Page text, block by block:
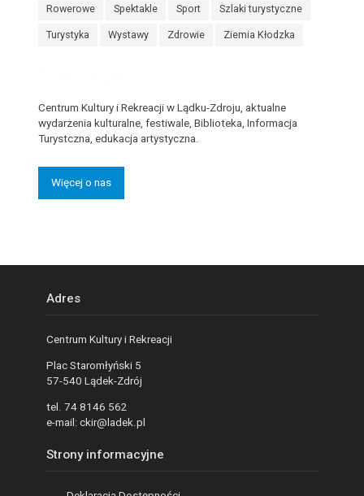
Rowerowe Spektakle Sport Szlaki turystyczne
Turystyka Wystawy Zdrowie Ziemia Kłodzka
Centrum Kultury i Rekreacji w Lądku-Zdroju, aktualne
wydarzenia kulturalne, festiwale, Biblioteka, Informacja
Turystczna, edukacja artystyczna.
Więcej o nas
Adres
Centrum Kultury i Rekreacji
Plac Staromłyński 5
57-540 Lądek-Zdrój
tel. 74 8146 562
e-mail: ckir@ladek.pl
Strony informacyjne